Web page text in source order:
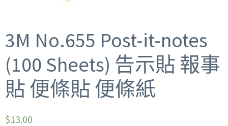
3M No.655 Post-it-notes
(100 Sheets) 告示貼 報事
貼 便條貼 便條紙
$13.00